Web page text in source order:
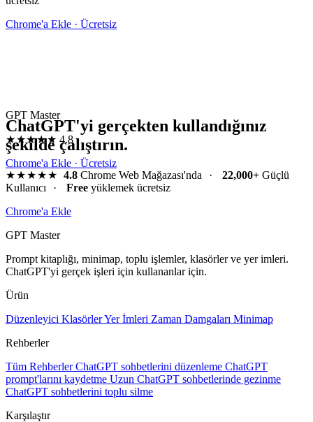
Chrome'a Ekle · Ücretsiz
GPT Master
★★★★★ 4.8
Chrome'a Ekle · Ücretsiz
ChatGPT'yi gerçekten kullandığınız
şekilde çalıştırın.
★★★★★ 4.8Chrome Web Mağazası'nda · 22,000+Güçlü
Kullanıcı
· Free yüklemek ücretsiz
Chrome'a Ekle
GPT Master
Prompt kitaplığı, minimap, toplu işlemler, klasörler ve yer imleri.
ChatGPT'yi gerçek işleri için kullananlar için.
Ürün
Düzenleyici KlasörlerYer İmleri Zaman Damgaları Minimap
Rehberler
Tüm RehberlerChatGPT sohbetlerini düzenleme ChatGPT
prompt'larını kaydetme Uzun ChatGPT sohbetlerinde gezinme
ChatGPT sohbetlerini toplu silme
Karşılaştır